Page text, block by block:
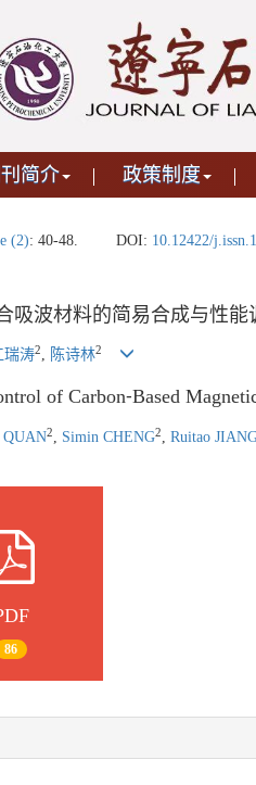
简介 政策制度
(2): 40-48. DOI: 10.12422/
吸波材料的简易合成与性能
瑞涛2, 陈诗林2
of Carbon⁃Based
QUAN2 Simin CHENG2 Ruitao
86